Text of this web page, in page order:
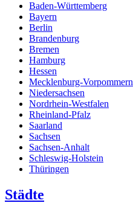
Baden-Württemberg
Bayern
Berlin
Brandenburg
Bremen
Hamburg
Hessen
Mecklenburg-Vorpommern
Niedersachsen
Nordrhein-Westfalen
Rheinland-Pfalz
Saarland
Sachsen
Sachsen-Anhalt
Schleswig-Holstein
Thüringen
Städte